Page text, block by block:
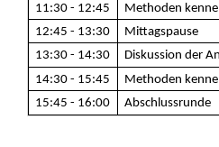
11:30 - 12:45
Methoden
12:45 - 13:30
Mittagspause
13:30 - 14:30
Diskussion der
14:30 - 15:45
Methoden
15:45 - 16:00
Abschlussrunde